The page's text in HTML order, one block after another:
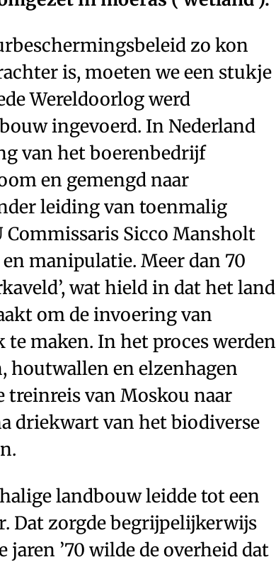
zo kon
is, moeten we een stukje
­Wereldoorlog werd
ingevoerd. In Nederland
van het boerenbedrijf
en gemengd naar
leiding van toenmalig
Sicco Mansholt
manipulatie. Meer dan 70
wat hield in dat het land
om de invoering van
maken. In het proces werden
­houtwallen en ­elzenhagen
treinreis van Moskou naar
driekwart van het biodiverse
landbouw leidde tot een
Dat zorgde begrijpelijkerwijs
jaren ’70 wilde de overheid dat